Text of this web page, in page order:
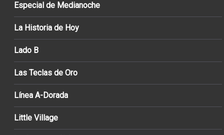
Especial de Medianoche
La Historia de Hoy
Lado B
Las Teclas de Oro
Línea A-Dorada
Little Village